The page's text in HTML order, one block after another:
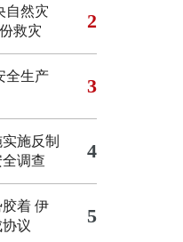
自然灾
救灾
2
全生产
3
施反制
调查
4
着 伊
议
5